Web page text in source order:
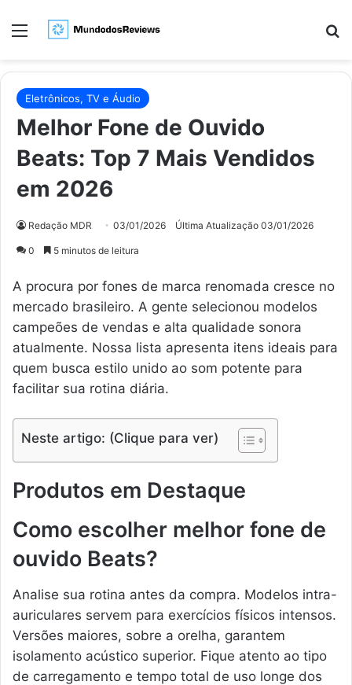
Menu
Eletrônicos, TV e Áudio
Melhor Fone de Ouvido
Beats: Top 7 Mais Vendidos
em 2026
Redação MDR 03/01/2026 Última Atualização 03/01/2026
0 5 minutos de leitura
A procura por fones de marca renomada cresce no
mercado brasileiro. A gente selecionou modelos
campeões de vendas e alta qualidade sonora
atualmente. Nossa lista apresenta itens ideais para
quem busca estilo unido ao som potente para
facilitar sua rotina diária.
Neste artigo: (Clique para ver)
Produtos em Destaque
Como escolher melhor fone de
ouvido Beats?
Analise sua rotina antes da compra. Modelos intra-
auriculares servem para exercícios físicos intensos.
Versões maiores, sobre a orelha, garantem
isolamento acústico superior. Fique atento ao tipo
de carregamento e tempo total de uso longe dos